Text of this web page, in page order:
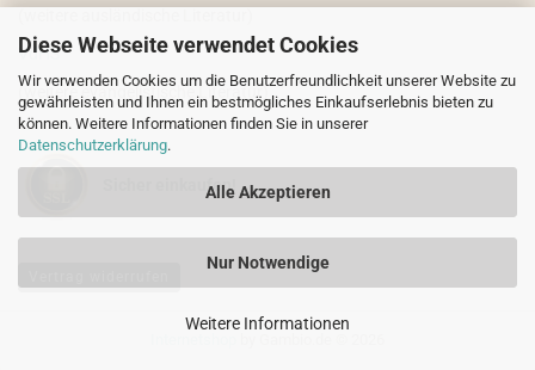
Diese Webseite verwendet Cookies
Wir verwenden Cookies um die Benutzerfreundlichkeit unserer Website zu
gewährleisten und Ihnen ein bestmögliches Einkaufserlebnis bieten zu
können. Weitere Informationen finden Sie in unserer
Datenschutzerklärung.
Alle Akzeptieren
Nur Notwendige
Weitere Informationen
VdHS
(weitere evangelistische Literatur)
Sicher einkaufen!